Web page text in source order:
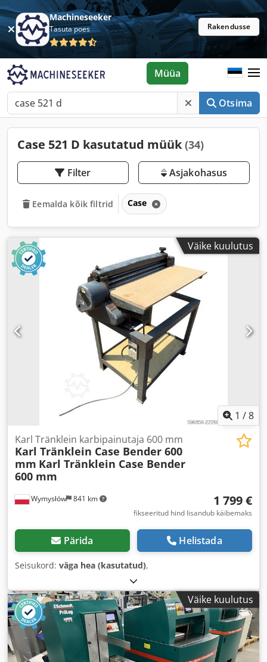
Machineseeker
Tasuta poes Rakendusse
Otsima
Müüa
Case 521 D kasutatud müük (34)
Filter Asjakohasus
Eemalda kõik filtrid Case
Väike kuulutus
1 /8
Wymysłów 841 km
Karl Tränklein karbipainutaja 600 mm
Karl Tränklein Case Bender 600
mm Karl Tränklein Case Bender
600 mm
1 799 €
fikseeritud hind lisandub käibemaks
Pärida Helistada
Seisukord: väga hea (kasutatud),
Väike kuulutus